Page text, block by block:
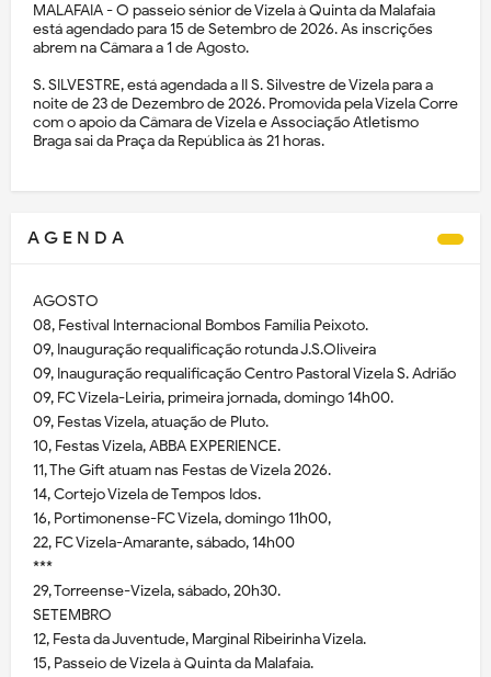
MALAFAIA - O passeio sénior de Vizela à Quinta da Malafaia
está agendado para 15 de Setembro de 2026. As inscrições
abrem na Câmara a 1 de Agosto.
S. SILVESTRE, está agendada a II S. Silvestre de Vizela para a
noite de 23 de Dezembro de 2026. Promovida pela Vizela Corre
com o apoio da Câmara de Vizela e Associação Atletismo
Braga sai da Praça da República às 21 horas.
A G E N D A
AGOSTO
08, Festival Internacional Bombos Família Peixoto.
09, Inauguração requalificação rotunda J.S.Oliveira
09, Inauguração requalificação Centro Pastoral Vizela S. Adrião
09, FC Vizela-Leiria, primeira jornada, domingo 14h00.
09, Festas Vizela, atuação de Pluto.
10, Festas Vizela, ABBA EXPERIENCE.
11, The Gift atuam nas Festas de Vizela 2026.
14, Cortejo Vizela de Tempos Idos.
16, Portimonense-FC Vizela, domingo 11h00,
22, FC Vizela-Amarante, sábado, 14h00
***
29, Torreense-Vizela, sábado, 20h30.
SETEMBRO
12, Festa da Juventude, Marginal Ribeirinha Vizela.
15, Passeio de Vizela à Quinta da Malafaia.